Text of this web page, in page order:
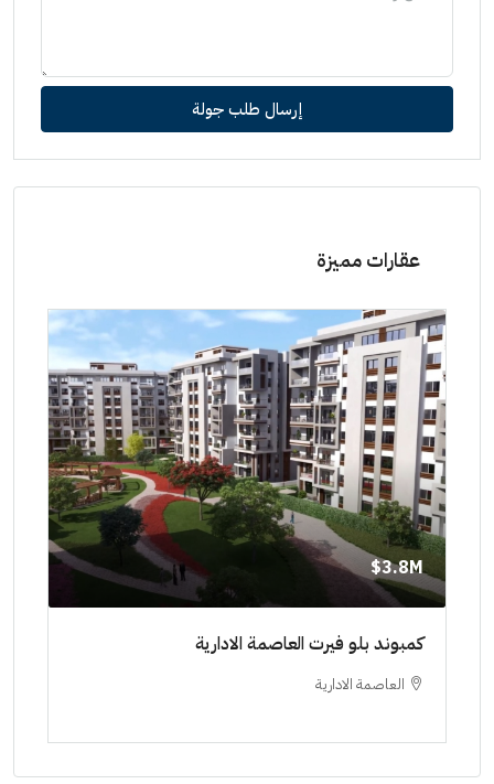
إرسال طلب جولة
عقارات مميزة
3.8M$
كمبوند بلو فيرت العاصمة الادارية
العاصمة الادارية